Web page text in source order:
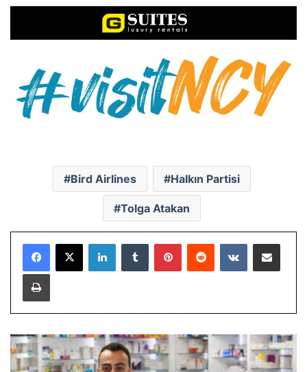
Bird Airlines Halkın Partisi
Tolga Atakan
LinkedInTumblr PinterestReddit VKontakteE-Posta ile paylaş
Yazdır